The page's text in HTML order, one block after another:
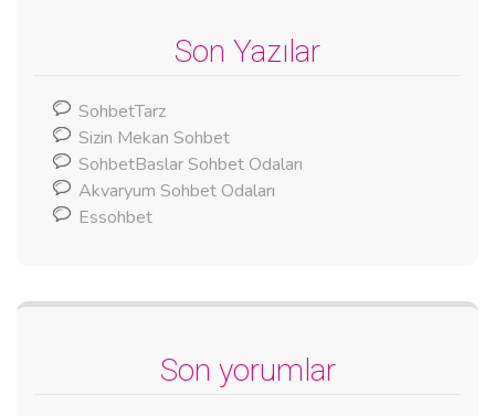
Son Yazılar
SohbetTarz
Sizin Mekan Sohbet
SohbetBaslar Sohbet Odaları
Akvaryum Sohbet Odaları
Essohbet
Son yorumlar